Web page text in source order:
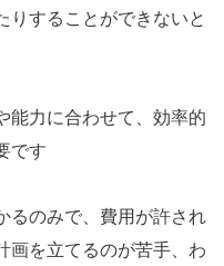
りすることができないと
能力に合わせて、効率的
です
るのみで、費用が許され
画を立てるのが苦手、わ